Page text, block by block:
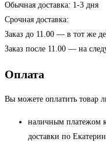
Обычная доставка: 1-3 дня
Срочная доставка:
Заказ до 11.00 — в тот же
Заказ после 11.00 — на
Оплата
Вы можете оплатить товар
наличным платежом
доставки по